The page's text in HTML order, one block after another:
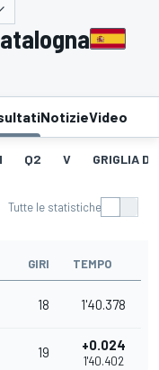
NotizieVideo
Q2 V GRIGLIA DI
Tutte le statistiche
GIRI TEMPO
18 1'40.378
19 +0.024
1'40.402